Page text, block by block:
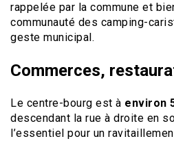
rappelée par la commune et
communauté des camping-
geste municipal.
Commerces,
Le centre-bourg est à environ
descendant la rue à droite en
l’essentiel pour un